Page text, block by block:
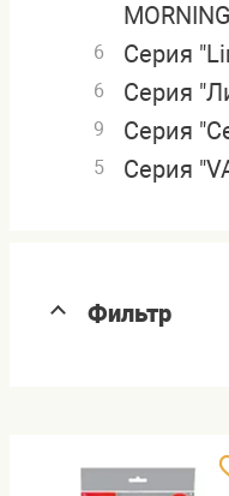
6 Серия
6 Серия
9 Серия
5 Серия
Фильтр